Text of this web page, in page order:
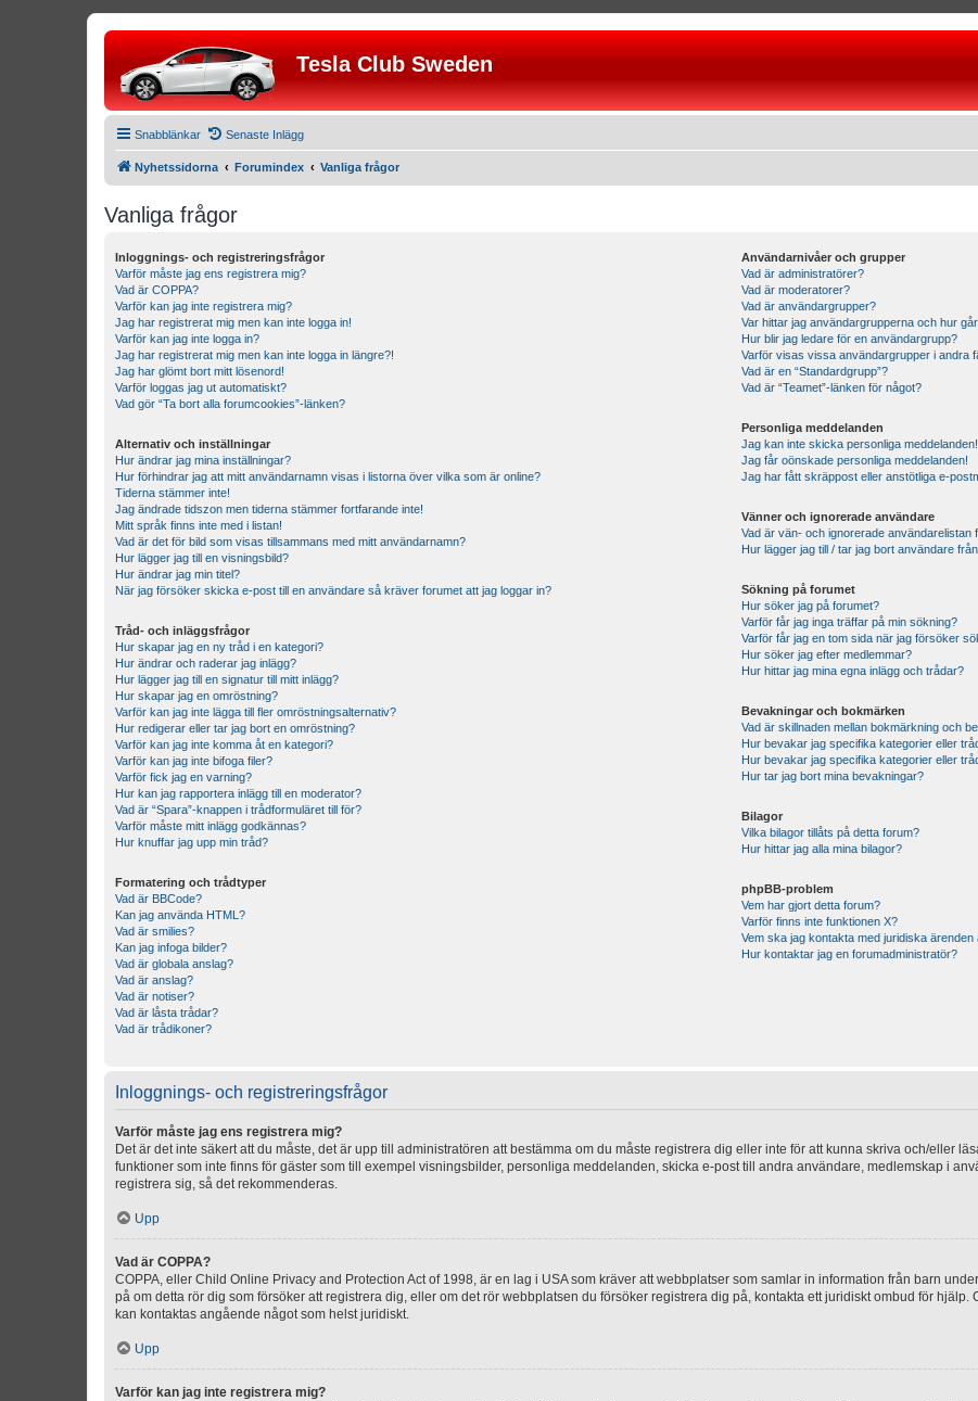
Tesla Club Sweden
Snabblänkar Senaste Inlägg
Nyhetssidorna Forumindex Vanliga frågor
Vanliga frågor
Inloggnings- och registreringsfrågor
Varför måste jag ens registrera mig?
Vad är COPPA?
Varför kan jag inte registrera mig?
Jag har registrerat mig men kan inte logga in!
Varför kan jag inte logga in?
Jag har registrerat mig men kan inte logga in längre?!
Jag har glömt bort mitt lösenord!
Varför loggas jag ut automatiskt?
Vad gör “Ta bort alla forumcookies”-länken?
Alternativ och inställningar
Hur ändrar jag mina inställningar?
Hur förhindrar jag att mitt användarnamn visas i listorna över vilka som är online?
Tiderna stämmer inte!
Jag ändrade tidszon men tiderna stämmer fortfarande inte!
Mitt språk finns inte med i listan!
Vad är det för bild som visas tillsammans med mitt användarnamn?
Hur lägger jag till en visningsbild?
Hur ändrar jag min titel?
När jag försöker skicka e-post till en användare så kräver forumet att jag loggar in?
Tråd- och inläggsfrågor
Hur skapar jag en ny tråd i en kategori?
Hur ändrar och raderar jag inlägg?
Hur lägger jag till en signatur till mitt inlägg?
Hur skapar jag en omröstning?
Varför kan jag inte lägga till fler omröstningsalternativ?
Hur redigerar eller tar jag bort en omröstning?
Varför kan jag inte komma åt en kategori?
Varför kan jag inte bifoga filer?
Varför fick jag en varning?
Hur kan jag rapportera inlägg till en moderator?
Vad är “Spara”-knappen i trådformuläret till för?
Varför måste mitt inlägg godkännas?
Hur knuffar jag upp min tråd?
Formatering och trådtyper
Vad är BBCode?
Kan jag använda HTML?
Vad är smilies?
Kan jag infoga bilder?
Vad är globala anslag?
Vad är anslag?
Vad är notiser?
Vad är låsta trådar?
Vad är trådikoner?
Användarnivåer och grupper
Vad är administratörer?
Vad är moderatorer?
Vad är användargrupper?
Var hittar jag användargrupperna och hur
Hur blir jag ledare för en användargrupp?
Varför visas vissa användargrupper i andra
Vad är en “Standardgrupp”?
Vad är “Teamet”-länken för något?
Personliga meddelanden
Jag kan inte skicka personliga meddelanden!
Jag får oönskade personliga meddelanden!
Jag har fått skräppost eller anstötliga e-
Vänner och ignorerade användare
Vad är vän- och ignorerade användarelistan
Hur lägger jag till / tar jag bort användare
Sökning på forumet
Hur söker jag på forumet?
Varför får jag inga träffar på min sökning?
Varför får jag en tom sida när jag försöker
Hur söker jag efter medlemmar?
Hur hittar jag mina egna inlägg och trådar?
Bevakningar och bokmärken
Vad är skillnaden mellan bokmärkning och
Hur bevakar jag specifika kategorier eller
Hur bevakar jag specifika kategorier eller
Hur tar jag bort mina bevakningar?
Bilagor
Vilka bilagor tillåts på detta forum?
Hur hittar jag alla mina bilagor?
phpBB-problem
Vem har gjort detta forum?
Varför finns inte funktionen X?
Vem ska jag kontakta med juridiska
Hur kontaktar jag en forumadministratör?
Inloggnings- och registreringsfrågor
Varför måste jag ens registrera mig?
Det är det inte säkert att du måste, det är upp till administratören att bestämma om du måste registrera dig eller inte för att kunna skriva och/eller
funktioner som inte finns för gäster som till exempel visningsbilder, personliga meddelanden, skicka e-post till andra användare, medlemskap i
registrera sig, så det rekommenderas.
Upp
Vad är COPPA?
COPPA, eller Child Online Privacy and Protection Act of 1998, är en lag i USA som kräver att webbplatser som samlar in information från barn
på om detta rör dig som försöker att registrera dig, eller om det rör webbplatsen du försöker registrera dig på, kontakta ett juridiskt ombud för
kan kontaktas angående något som helst juridiskt.
Upp
Varför kan jag inte registrera mig?